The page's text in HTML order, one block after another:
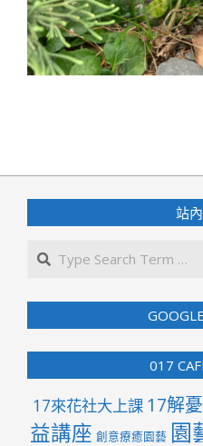
館
08-
14
站
017
17來花社大上課 17解
益講座 創意療癒園藝 園